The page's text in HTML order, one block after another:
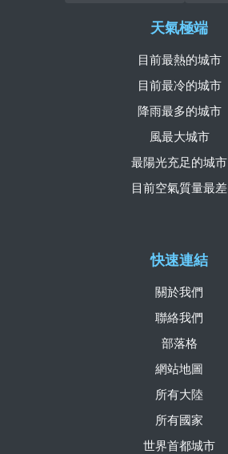
快速連結
關於我們
聯絡我們
部落格
網站地圖
所有大陸
所有國家
世界首都城市
天氣極端
目前最熱的城市
目前最冷的城市
降雨最多的城市
風最大城市
最陽光充足的城市
目前空氣質量最差